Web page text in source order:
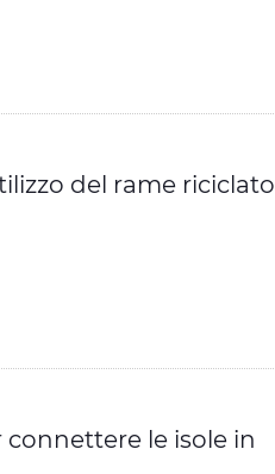
del rame riciclato
le isole in